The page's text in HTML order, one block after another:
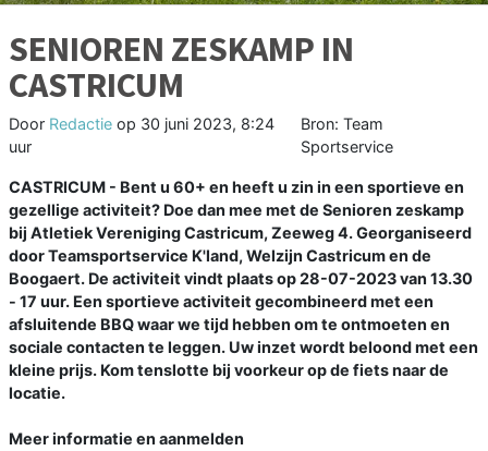
SENIOREN ZESKAMP IN
CASTRICUM
Door Redactie op 30 juni 2023, 8:24
uur
Bron: Team
Sportservice
CASTRICUM - Bent u 60+ en heeft u zin in een sportieve en
gezellige activiteit? Doe dan mee met de Senioren zeskamp
bij Atletiek Vereniging Castricum, Zeeweg 4. Georganiseerd
door Teamsportservice K'land, Welzijn Castricum en de
Boogaert. De activiteit vindt plaats op 28-07-2023 van 13.30
- 17 uur. Een sportieve activiteit gecombineerd met een
afsluitende BBQ waar we tijd hebben om te ontmoeten en
sociale contacten te leggen. Uw inzet wordt beloond met een
kleine prijs. Kom tenslotte bij voorkeur op de fiets naar de
locatie.
Meer informatie en aanmelden